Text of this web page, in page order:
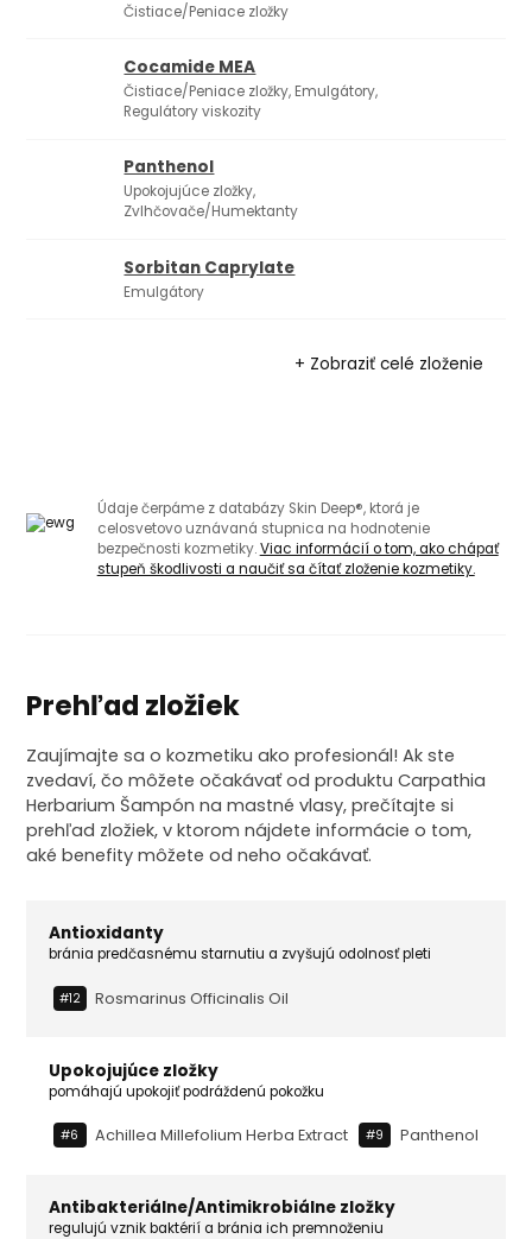
Čistiace/Peniace zložky
Cocamide MEA
Čistiace/Peniace zložky, Emulgátory,
Regulátory viskozity
Panthenol
Upokojujúce zložky,
Zvlhčovače/Humektanty
Sorbitan Caprylate
Emulgátory
+ Zobraziť celé zloženie
Údaje čerpáme z databázy Skin Deep®, ktorá je
celosvetovo uznávaná stupnica na hodnotenie
bezpečnosti kozmetiky.Viac informácií o tom, ako chápať
stupeň škodlivosti a naučiť sa čítať zloženie kozmetiky.
Prehľad zložiek
Zaujímajte sa o kozmetiku ako profesionál! Ak ste
zvedaví, čo môžete očakávať od produktu Carpathia
Herbarium Šampón na mastné vlasy, prečítajte si
prehľad zložiek, v ktorom nájdete informácie o tom,
aké benefity môžete od neho očakávať.
Antioxidanty
bránia predčasnému starnutiu a zvyšujú odolnosť pleti
#12 Rosmarinus Officinalis Oil
Upokojujúce zložky
pomáhajú upokojiť podráždenú pokožku
#6 Achillea Millefolium Herba Extract #9 Panthenol
Antibakteriálne/Antimikrobiálne zložky
regulujú vznik baktérií a bránia ich premnoženiu